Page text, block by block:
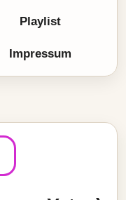
Playlist
Impressum